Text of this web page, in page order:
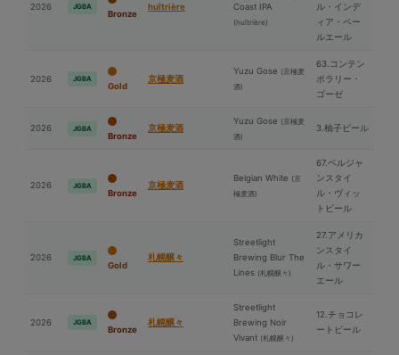
2026 JGBA
Bronze
huîtrière
Coast IPA
(huîtrière)
ル・インデ
ィア・ペー
ルエール
2026 JGBA
Gold
京極⻨酒
Yuzu Gose (京極⻨
酒)
63.コンテン
ポラリー・
ゴーゼ
2026 JGBA
Bronze
京極⻨酒
Yuzu Gose (京極⻨
酒)
3.柚子ビール
2026 JGBA
Bronze
京極⻨酒
Belgian White (京
極⻨酒)
67.ベルジャ
ンスタイ
ル・ヴィッ
トビール
2026 JGBA
Gold
札幌醸々
Streetlight
Brewing Blur The
Lines (札幌醸々)
27.アメリカ
ンスタイ
ル・サワー
エール
2026 JGBA
Bronze
札幌醸々
Streetlight
Brewing Noir
Vivant (札幌醸々)
12.チョコレ
ートビール